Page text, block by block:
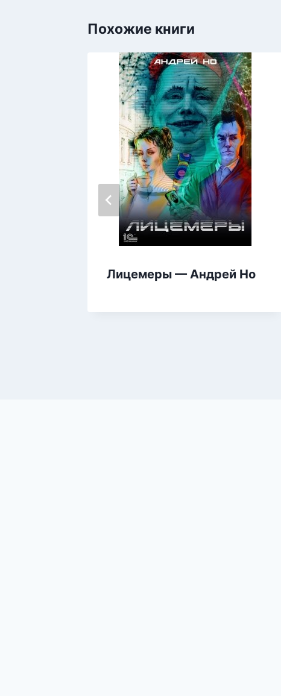
Похожие книги
Лицемеры — Андрей Но